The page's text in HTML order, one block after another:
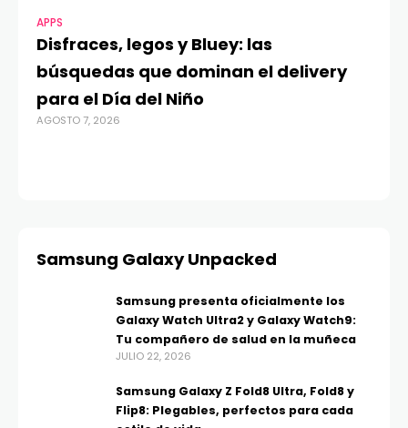
APPS
Disfraces, legos y Bluey: las
búsquedas que dominan el delivery
para el Día del Niño
AGOSTO 7, 2026
Samsung Galaxy Unpacked
Samsung presenta oficialmente los
Galaxy Watch Ultra2 y Galaxy Watch9:
Tu compañero de salud en la muñeca
JULIO 22, 2026
Samsung Galaxy Z Fold8 Ultra, Fold8 y
Flip8: Plegables, perfectos para cada